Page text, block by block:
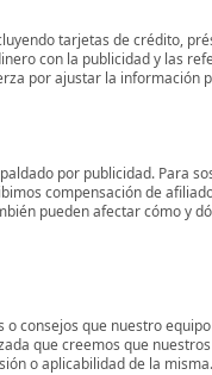
tarjetas de crédito,
con la publicidad y las
por ajustar la
por publicidad. Para
compensación de
pueden afectar cómo y
consejos que nuestro
que creemos que
o aplicabilidad de la misma.